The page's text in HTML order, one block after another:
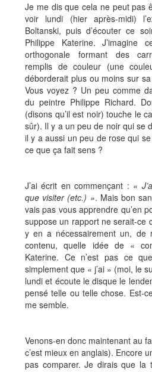
Je me dis que cela ne peut pas
voir lundi (hier après-midi)
Boltanski, puis d’écouter ce
Philippe Katerine. J’imagine
orthogonale formant des
remplis de couleur (une
déborderait plus ou moins sur
Vous voyez ? Un peu comme
du peintre Philippe Richard.
(disons qu’il est noir) touche le
sûr). Il y a un peu de noir qui se
il y a aussi un peu de rose qui
ce que ça fait sens ?
J’ai écrit en commençant : «
que visiter (etc.) ». Mais bon
vais pas vous apprendre qu’en
suppose un rapport ne serait-ce
y en a nécessairement un, de
contenu, quelle idée de «
Katerine. Ce n’est pas ce
simplement que « j’ai » (moi, le
lundi et écoute le disque le
pensé telle ou telle chose. Est-
me semble.
Venons-en donc maintenant au
c’est mieux en anglais). Encore
pas comparer. Je dirais que la